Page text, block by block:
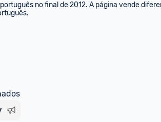
no final de 2012. A página vende